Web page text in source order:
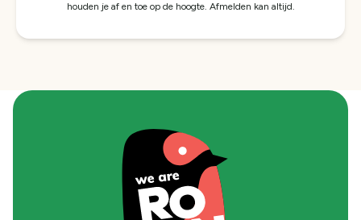
houden je af en toe op de hoogte. Afmelden kan altijd.